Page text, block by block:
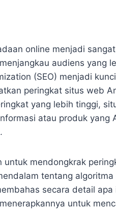
online menjadi
audiens yang
(SEO) menjadi
peringkat situs web
yang lebih tinggi,
atau produk yang
mendongkrak
tentang
secara detail apa
untuk